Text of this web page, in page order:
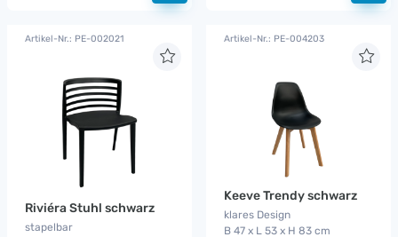
Artikel-Nr.: PE-002021
Riviéra Stuhl schwarz
stapelbar
Artikel-Nr.: PE-004203
Keeve Trendy schwarz
klares Design
B 47 x L 53 x H 83 cm